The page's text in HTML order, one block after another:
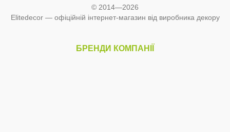
© 2014—2026
Elitedecor — офіційній інтернет-магазин від виробника декору
БРЕНДИ КОМПАНІЇ